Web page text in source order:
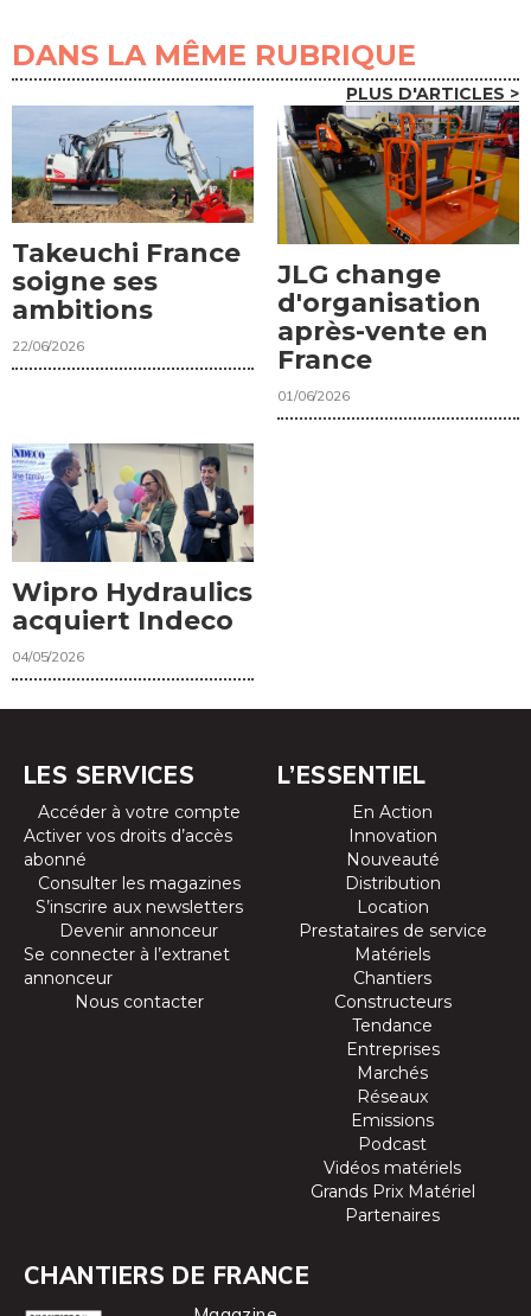
DANS LA MÊME RUBRIQUE
PLUS D'ARTICLES >
Takeuchi France
soigne ses
ambitions
22/06/2026
JLG change
d'organisation
après-vente en
France
01/06/2026
Wipro Hydraulics
acquiert Indeco
04/05/2026
LES SERVICES
Accéder à votre compte
Activer vos droits d’accès
abonné
Consulter les magazines
S’inscrire aux newsletters
Devenir annonceur
Se connecter à l’extranet
annonceur
Nous contacter
L’ESSENTIEL
En Action
Innovation
Nouveauté
Distribution
Location
Prestataires de service
Matériels
Chantiers
Constructeurs
Tendance
Entreprises
Marchés
Réseaux
Emissions
Podcast
Vidéos matériels
Grands Prix Matériel
Partenaires
CHANTIERS DE FRANCE